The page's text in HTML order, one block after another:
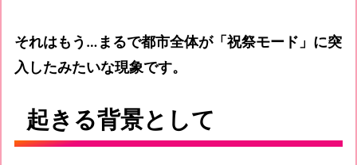
それはもう…まるで都市全体が「祝祭モード」に突
入したみたいな現象です。
起きる背景として